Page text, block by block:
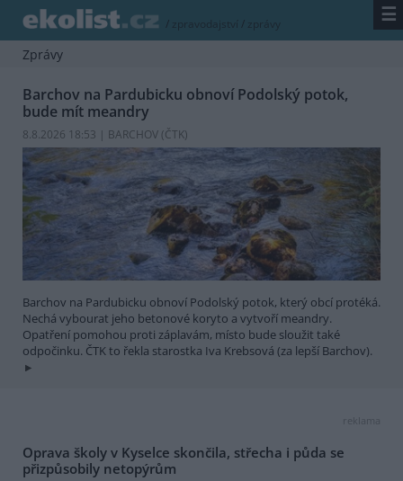
/ zpravodajství / zprávy ☰
Zprávy
Barchov na Pardubicku obnoví Podolský potok,
bude mít meandry
8.8.2026 18:53 | BARCHOV (ČTK)
Barchov na Pardubicku obnoví Podolský potok, který obcí protéká.
Nechá vybourat jeho betonové koryto a vytvoří meandry.
Opatření pomohou proti záplavám, místo bude sloužit také
odpočinku. ČTK to řekla starostka Iva Krebsová (za lepší Barchov).
reklama
Oprava školy v Kyselce skončila, střecha i půda se
přizpůsobily netopýrům